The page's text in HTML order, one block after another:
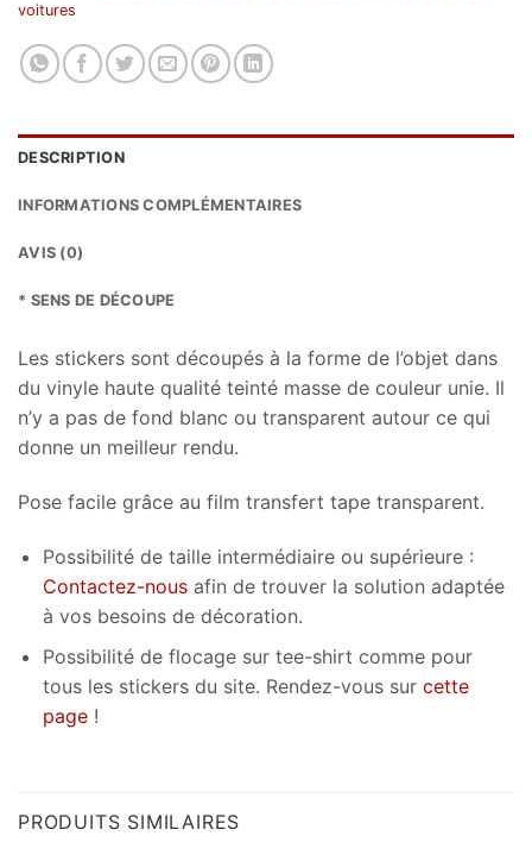
voitures
DESCRIPTION
INFORMATIONS COMPLÉMENTAIRES
AVIS (0)
* SENS DE DÉCOUPE
Les stickers sont découpés à la forme de l’objet dans
du vinyle haute qualité teinté masse de couleur unie. Il
n’y a pas de fond blanc ou transparent autour ce qui
donne un meilleur rendu.
Pose facile grâce au film transfert tape transparent.
Possibilité de taille intermédiaire ou supérieure :
Contactez-nousafin de trouver la solution adaptée
à vos besoins de décoration.
Possibilité de flocage sur tee-shirt comme pour
tous les stickers du site. Rendez-vous sur cette
page!
PRODUITS SIMILAIRES